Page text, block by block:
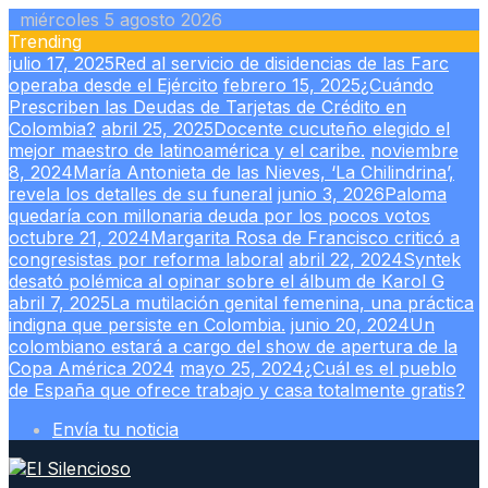
Skip
to
content
miércoles 5 agosto 2026
Trending
julio 17, 2025Red al servicio de disidencias de las Farc
operaba desde el Ejército febrero 15, 2025¿Cuándo
Prescriben las Deudas de Tarjetas de Crédito en
Colombia? abril 25, 2025Docente cucuteño elegido el
mejor maestro de latinoamérica y el caribe. noviembre
8, 2024María Antonieta de las Nieves, ‘La Chilindrina’,
revela los detalles de su funeral junio 3, 2026Paloma
quedaría con millonaria deuda por los pocos votos
octubre 21, 2024Margarita Rosa de Francisco criticó a
congresistas por reforma laboral abril 22, 2024Syntek
desató polémica al opinar sobre el álbum de Karol G
abril 7, 2025La mutilación genital femenina, una práctica
indigna que persiste en Colombia. junio 20, 2024Un
colombiano estará a cargo del show de apertura de la
Copa América 2024 mayo 25, 2024¿Cuál es el pueblo
de España que ofrece trabajo y casa totalmente gratis?
Envía tu noticia